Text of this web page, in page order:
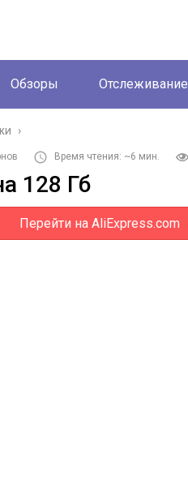
Обзоры Отслеживание
›
Время чтения: ~6 мин.
128 Гб
Перейти на AliExpress.com